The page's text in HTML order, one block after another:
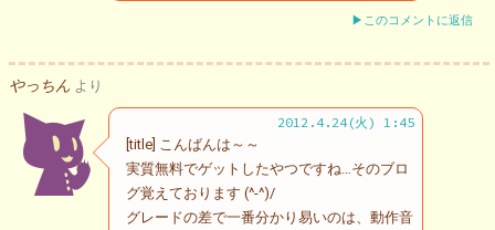
▶このコメントに返信
やっちん より
2012.4.24(火) 1:45
[title] こんばんは～～
実質無料でゲットしたやつですね…そのブロ
グ覚えております (^-^)/
グレードの差で一番分かり易いのは、動作音